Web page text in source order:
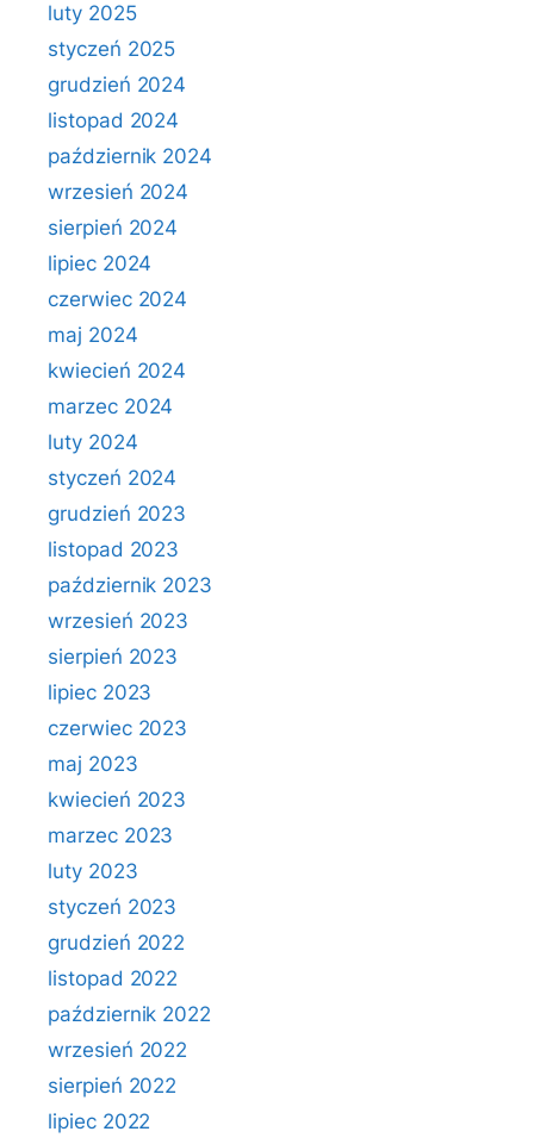
luty 2025
styczeń 2025
grudzień 2024
listopad 2024
październik 2024
wrzesień 2024
sierpień 2024
lipiec 2024
czerwiec 2024
maj 2024
kwiecień 2024
marzec 2024
luty 2024
styczeń 2024
grudzień 2023
listopad 2023
październik 2023
wrzesień 2023
sierpień 2023
lipiec 2023
czerwiec 2023
maj 2023
kwiecień 2023
marzec 2023
luty 2023
styczeń 2023
grudzień 2022
listopad 2022
październik 2022
wrzesień 2022
sierpień 2022
lipiec 2022